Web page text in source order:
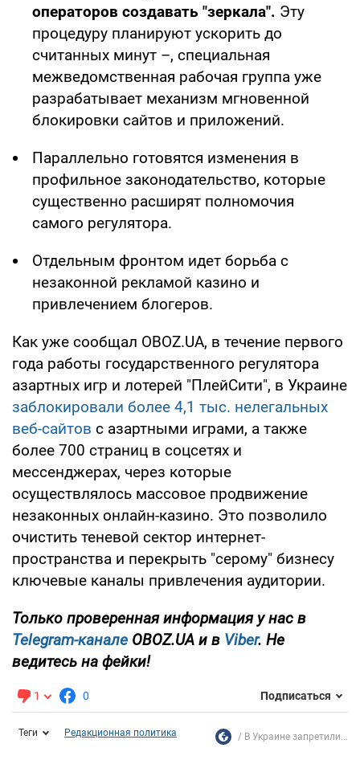
операторов создавать "зеркала". Эту
процедуру планируют ускорить до
считанных минут –, специальная
межведомственная рабочая группа уже
разрабатывает механизм мгновенной
блокировки сайтов и приложений.
Параллельно готовятся изменения в
профильное законодательство, которые
существенно расширят полномочия
самого регулятора.
Отдельным фронтом идет борьба с
незаконной рекламой казино и
привлечением блогеров.
Как уже сообщал OBOZ.UA, в течение первого
года работы государственного регулятора
азартных игр и лотерей "ПлейСити", в Украине
заблокировали более 4,1 тыс. нелегальных
веб-сайтов с азартными играми, а также
более 700 страниц в соцсетях и
мессенджерах, через которые
осуществлялось массовое продвижение
незаконных онлайн-казино. Это позволило
очистить теневой сектор интернет-
пространства и перекрыть "серому" бизнесу
ключевые каналы привлечения аудитории.
Только проверенная информация у нас в
Telegram-канале OBOZ.UA и в Viber. Не
ведитесь на фейки!
1 0 Подписаться
Теги Редакционная политика В Украине запретили...